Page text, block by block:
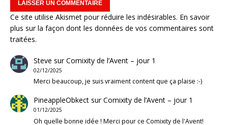
Ce site utilise Akismet pour réduire les indésirables. En savoir
plus sur la façon dont les données de vos commentaires sont
traitées.
Steve surComixity de l’Avent – jour 1
02/12/2025
Merci beaucoup, je suis vraiment content que ça plaise :-)
PineappleObkectsurComixity de l’Avent – jour 1
01/12/2025
Oh quelle bonne idée ! Merci pour ce Comixity de l'Avent!